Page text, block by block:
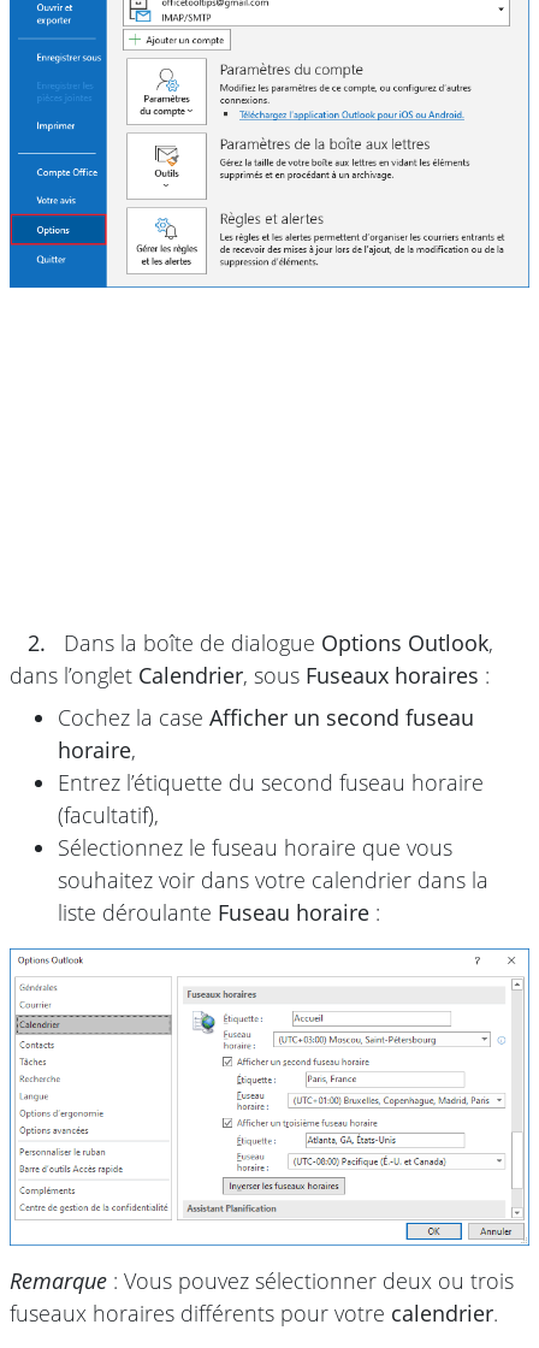
2. Dans la boîte de dialogue Options Outlook,
dans l’onglet Calendrier, sous Fuseaux horaires :
Cochez la case Afficher un second fuseau
horaire,
Entrez l’étiquette du second fuseau horaire
(facultatif),
Sélectionnez le fuseau horaire que vous
souhaitez voir dans votre calendrier dans la
liste déroulante Fuseau horaire :
Remarque : Vous pouvez sélectionner deux ou trois
fuseaux horaires différents pour votre calendrier.